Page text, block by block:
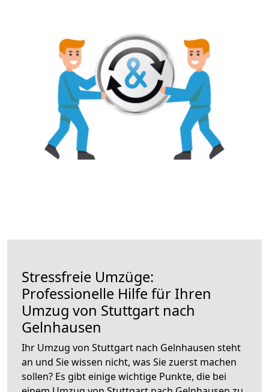
Stressfreie Umzüge:
Professionelle Hilfe für Ihren
Umzug von Stuttgart nach
Gelnhausen
Ihr Umzug von Stuttgart nach Gelnhausen steht
an und Sie wissen nicht, was Sie zuerst machen
sollen? Es gibt einige wichtige Punkte, die bei